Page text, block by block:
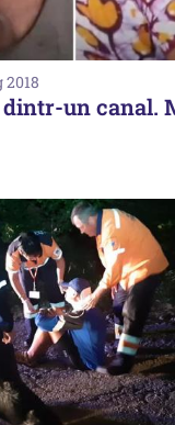
2018
dintr-un canal.